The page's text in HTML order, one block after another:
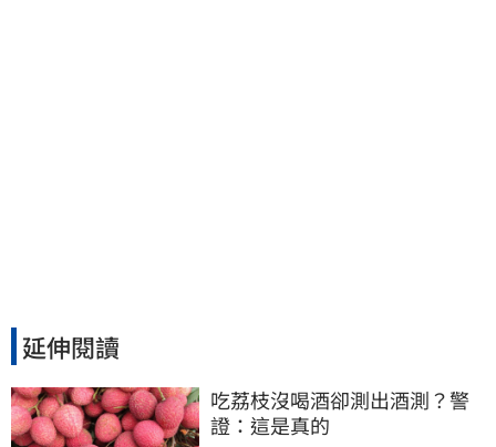
延伸閱讀
吃荔枝沒喝酒卻測出酒測？警
證：這是真的